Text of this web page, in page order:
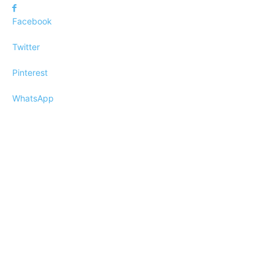
Facebook
Twitter
Pinterest
WhatsApp